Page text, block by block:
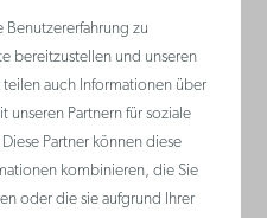
mieten.
zu
bereitzustellen und unseren
teilen auch Informationen über
unseren Partnern für soziale
Partner können diese
kombinieren, die Sie
oder die sie aufgrund Ihrer